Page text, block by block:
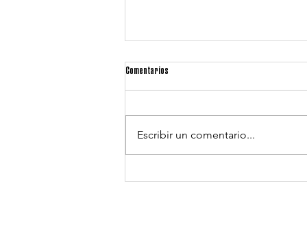
Comentarios
Escribir un comentario...